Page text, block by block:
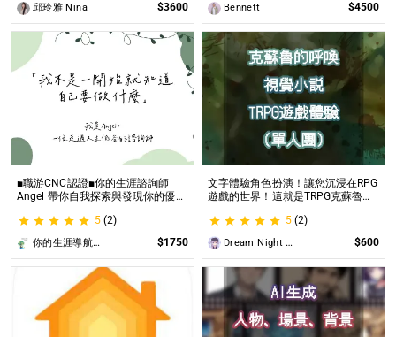
邱玲雅 Nina $3600 Bennett $4500
■職游CNC認證■你的生涯諮詢師
Angel 帶你自我探索與發現你的優勢
生涯諮詢師 Angel 為你服務😊
5 (2)
你的生涯導航諮詢師Angel $1750
文字體驗角色扮演！讓您沉浸在RPG
遊戲的世界！這就是TRPG克蘇魯的
驗桌上型角色扮演遊戲（TRPG）的
玩家所開設的體驗項目。
5 (2)
Dream Night Butterfly $600